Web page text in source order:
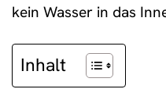
kein Wasser in das
Inhalt